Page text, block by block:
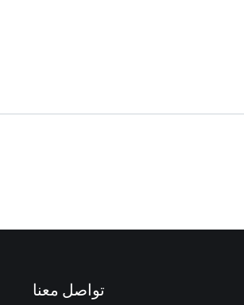
تواصل معنا